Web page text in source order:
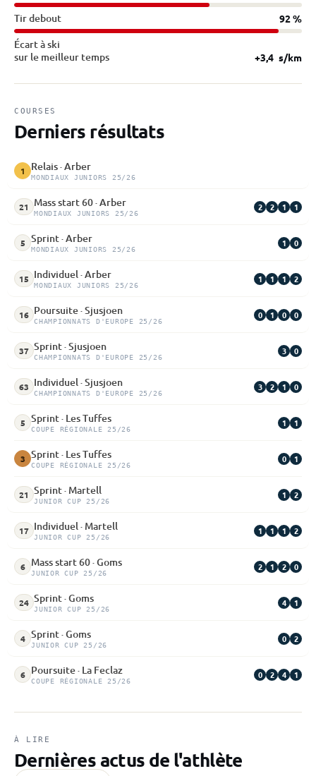
Tir debout 92 %
Écart à ski
sur le meilleur temps
+3,4 s/km
COURSES
Derniers résultats
1 Relais · Arber
MONDIAUX JUNIORS 25/26
21 Mass start 60 · Arber
MONDIAUX JUNIORS 25/26
2 2 1 1
5 Sprint · Arber
MONDIAUX JUNIORS 25/26
1 0
15 Individuel · Arber
MONDIAUX JUNIORS 25/26
1 1 1 2
16 Poursuite · Sjusjoen
CHAMPIONNATS D'EUROPE 25/26
0 1 0 0
37 Sprint · Sjusjoen
CHAMPIONNATS D'EUROPE 25/26
3 0
63 Individuel · Sjusjoen
CHAMPIONNATS D'EUROPE 25/26
3 2 1 0
5 Sprint · Les Tuffes
COUPE RÉGIONALE 25/26
1 1
3 Sprint · Les Tuffes
COUPE RÉGIONALE 25/26
0 1
21 Sprint · Martell
JUNIOR CUP 25/26
1 2
17 Individuel · Martell
JUNIOR CUP 25/26
1 1 1 2
6 Mass start 60 · Goms
JUNIOR CUP 25/26
2 1 2 0
24 Sprint · Goms
JUNIOR CUP 25/26
4 1
4 Sprint · Goms
JUNIOR CUP 25/26
0 2
6 Poursuite · La Feclaz
COUPE RÉGIONALE 25/26
0 2 4 1
À LIRE
Dernières actus de l'athlète